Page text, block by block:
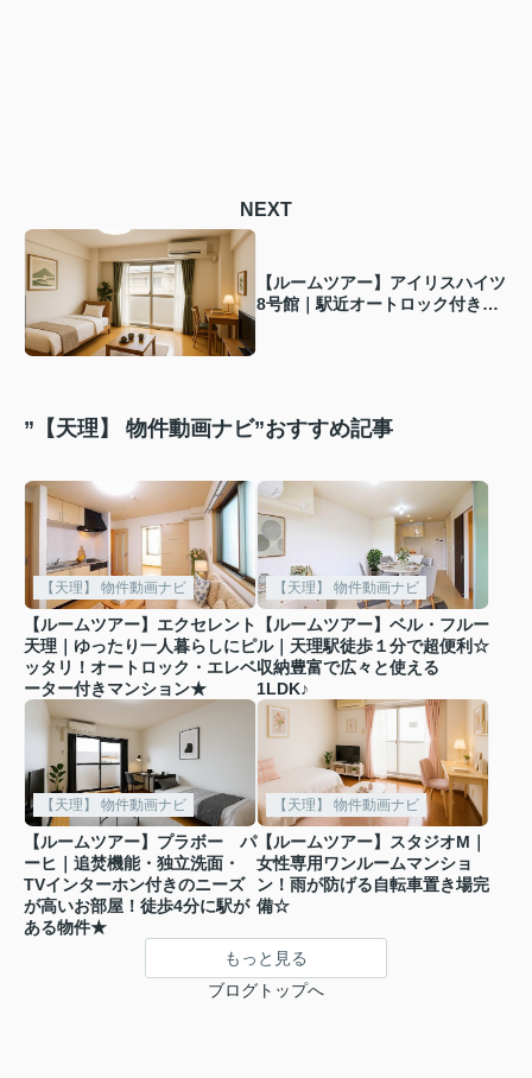
NEXT
【ルームツアー】アイリスハイツ
8号館｜駅近オートロック付きマ
”【天理】 物件動画ナビ”おすすめ記事
【天理】 物件動画ナビ
【ルームツアー】エクセレント
天理｜ゆったり一人暮らしにピ
ッタリ！オートロック・エレベ
ーター付きマンション★
【天理】 物件動画ナビ
【ルームツアー】ベル・フルー
ル｜天理駅徒歩１分で超便利☆
収納豊富で広々と使える
1LDK♪
【天理】 物件動画ナビ
【ルームツアー】プラボー パ
ーヒ｜追焚機能・独立洗面・
TVインターホン付きのニーズ
が高いお部屋！徒歩4分に駅が
ある物件★
【天理】 物件動画ナビ
【ルームツアー】スタジオM｜
女性専用ワンルームマンショ
ン！雨が防げる自転車置き場完
備☆
もっと見る
ブログトップへ